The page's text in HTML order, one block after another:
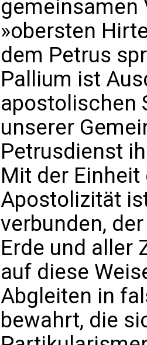
gemeinsamen
»obersten
dem Petrus
Pallium ist
apostolischen
unserer
Petrusdienst
Mit der
Apostolizität
verbunden,
Erde und aller
auf diese
Abgleiten in
bewahrt, die